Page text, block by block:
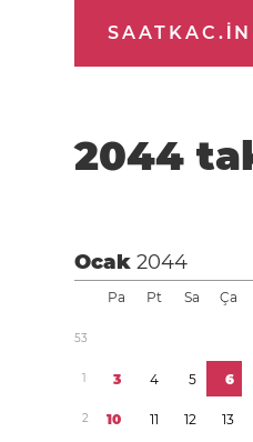
2044
Ocak2044
Pa Pt Sa Ça
53
1 3 4 5 6
2 10 11 12 13